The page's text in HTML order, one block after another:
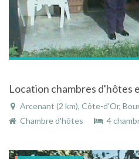
Location chambres d'hôtes
Arcenant (2 km), Côte-d'Or,
Chambre d'hôtes
4